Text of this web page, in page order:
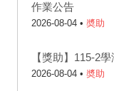
作業公告
2026-08-04 • 奬助
【獎助】115-2
2026-08-04 • 奬助